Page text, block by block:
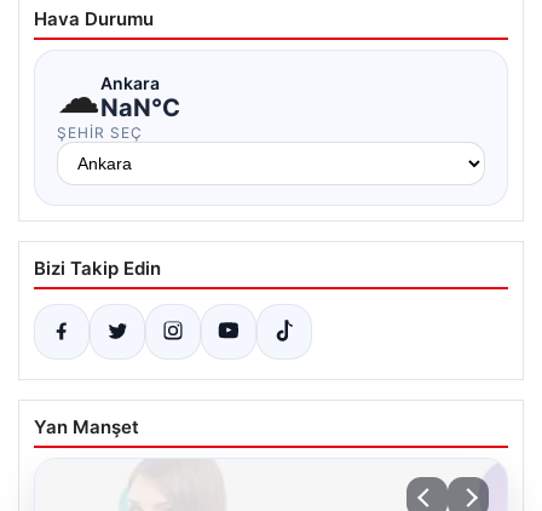
Hava Durumu
☁Ankara
NaN°C
ŞEHIR SEÇ
Bizi Takip Edin
Yan Manşet